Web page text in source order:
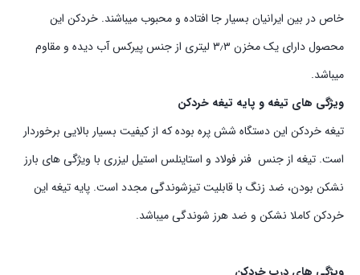
خاص در بین ایرانیان بسیار جا افتاده و محبوب میباشند. خردکن این
محصول دارای یک مخزن ۳٫۳ لیتری از جنس پیرکس آب دیده و مقاوم
میباشد.
ویژگی های تیغه و پایه تیغه خردکن
تیغه خردکن این دستگاه شش پره بوده که از کیفیت بسیار بالایی برخوردار
است. تیغه از جنس فنر فولاد و استاینلس استیل لیزری با ویژگی های بارز
نشکن بودن، ضد زنگ با قابلیت تیزشوندگی مجدد است. پایه تیغه این
خردکن کاملا نشکن و ضد هرز شوندگی میباشد.